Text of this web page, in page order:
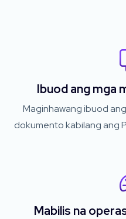
Ibuod ang mga
Maginhawang ibuod
dokumento kabilang ang
Mabilis na